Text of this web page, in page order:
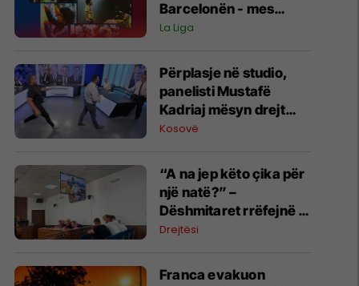
Barcelonën - mes
talentit të madh dhe
madhështisë
La Liga
Përplasje në studio,
panelisti Mustafë
Kadriaj mësyn drejt
Nexhmedin Spahiut -
Kosovë
“A na jep këto çika për
një natë?” –
Dëshmitaret rrëfejnë si
nisi konflikti që
plagosjen e tre
Drejtësi
Franca evakuon